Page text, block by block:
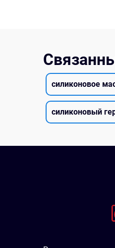
силиконовое
силиконовый